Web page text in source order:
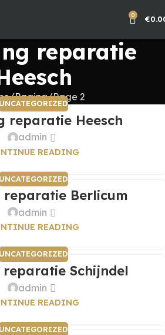
0 €
reparatie
Pagina Page 2
UNCATEGORIZED
reparatie Heesch
admin
READING
UNCATEGORIZED
reparatie Berlicum
admin
READING
UNCATEGORIZED
reparatie Schijndel
admin
READING
UNCATEGORIZED